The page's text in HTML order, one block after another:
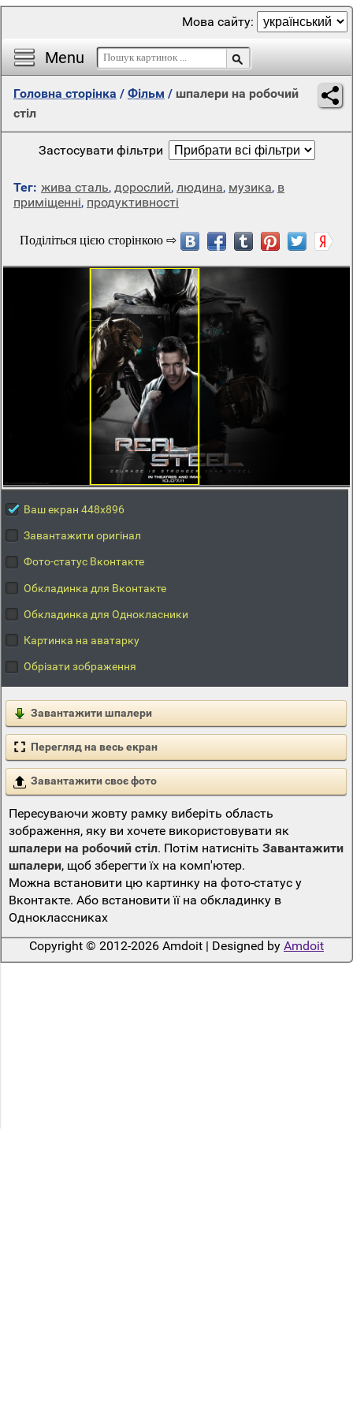
Menu
Мова сайту:
Головна сторінка / Фільм / шпалери на робочий
стіл
Застосувати фільтри
Тег: жива сталь, дорослий, людина, музика, в
приміщенні, продуктивності
Ваш екран 448x896
Завантажити оригінал
Фото-статус Вконтакте
Обкладинка для Вконтакте
Обкладинка для Однокласники
Картинка на аватарку
Обрізати зображення
Завантажити шпалери
Перегляд на весь екран
Завантажити своє фото
Пересуваючи жовту рамку виберіть область
зображення, яку ви хочете використовувати як
шпалери на робочий стіл. Потім натисніть Завантажити
шпалери, щоб зберегти їх на комп'ютер.
Можна встановити цю картинку на фото-статус у
Вконтакте. Або встановити її на обкладинку в
Одноклассниках
Copyright © 2012-2026 Amdoit | Designed by Amdoit